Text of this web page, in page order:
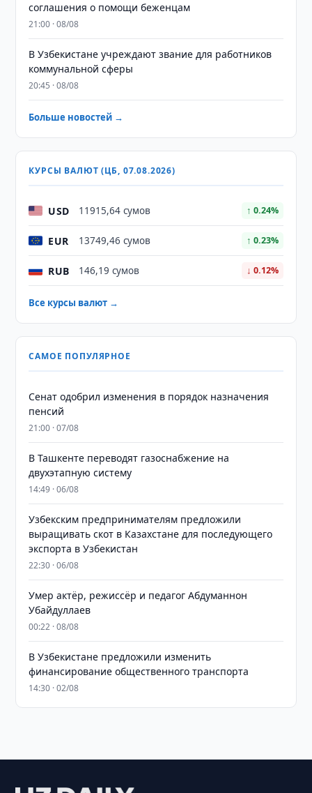
соглашения о помощи беженцам
21:00 · 08/08
В Узбекистане учреждают звание для работников
коммунальной сферы
20:45 · 08/08
Больше новостей →
КУРСЫ ВАЛЮТ (ЦБ, 07.08.2026)
USD 11915,64 сумов ↑ 0.24%
EUR 13749,46 сумов ↑ 0.23%
RUB 146,19 сумов ↓ 0.12%
Все курсы валют →
САМОЕ ПОПУЛЯРНОЕ
Сенат одобрил изменения в порядок назначения
пенсий
21:00 · 07/08
В Ташкенте переводят газоснабжение на
двухэтапную систему
14:49 · 06/08
Узбекским предпринимателям предложили
выращивать скот в Казахстане для последующего
экспорта в Узбекистан
22:30 · 06/08
Умер актёр, режиссёр и педагог Абдуманнон
Убайдуллаев
00:22 · 08/08
В Узбекистане предложили изменить
финансирование общественного транспорта
14:30 · 02/08